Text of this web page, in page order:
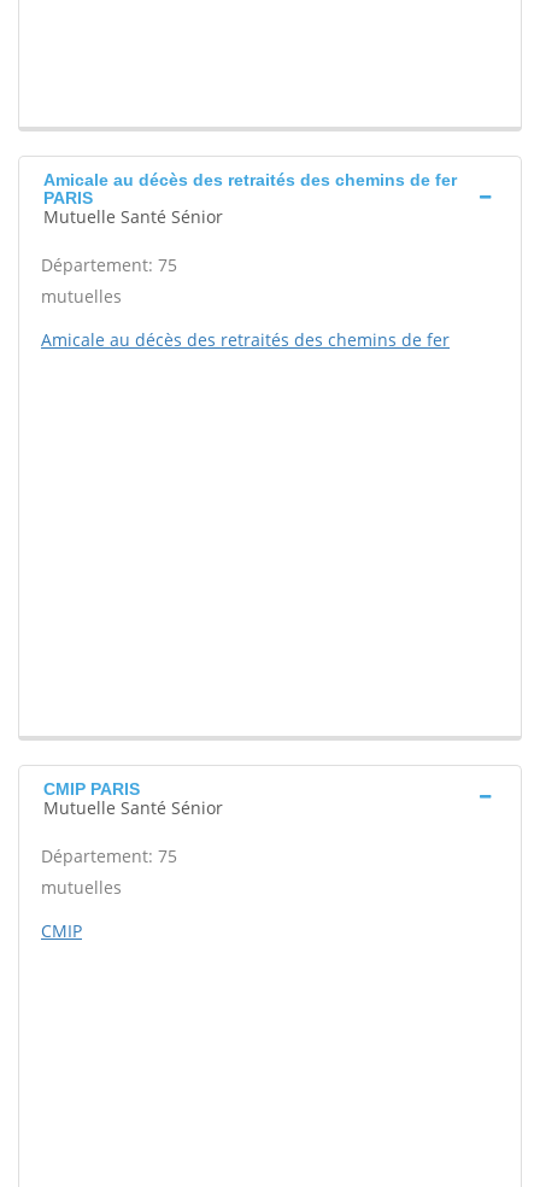
Amicale au décès des retraités des chemins de fer
PARIS
Mutuelle Santé Sénior
Département: 75
mutuelles
Amicale au décès des retraités des chemins de fer
CMIP PARIS
Mutuelle Santé Sénior
Département: 75
mutuelles
CMIP